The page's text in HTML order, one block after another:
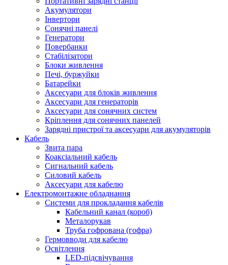
Акумулятори
Інвертори
Сонячні панелі
Генератори
Повербанки
Стабілізатори
Блоки живлення
Печі, буржуйки
Батарейки
Аксесуари для блоків живлення
Аксесуари для генераторів
Аксесуари для сонячних систем
Кріплення для сонячних панелей
Зарядні пристрої та аксесуари для акумуляторів
Кабель
Звита пара
Коаксіальний кабель
Сигнальний кабель
Силовий кабель
Аксесуари для кабелю
Електромонтажне обладнання
Системи для прокладання кабелів
Кабельний канал (короб)
Металорукав
Труба гофрована (гофра)
Гермовводи для кабелю
Освітлення
LED-підсвічування